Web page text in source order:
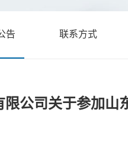
告 联系方式
限公司关于参加